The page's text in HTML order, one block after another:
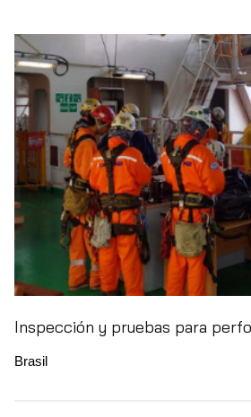
Inspección y pruebas para
Brasil